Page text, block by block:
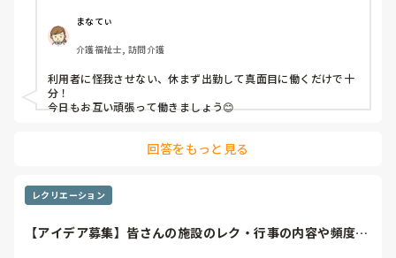
利用者からは「素直に話聞いてくれる」・「言いやすい・頼
みやすい」
って言われます。
職員から見ての私は？って考えたら答えられる自信がないで
す…
まなてぃ
介護福祉士, 訪問介護
利用者に怪我させない、休まず出勤して真面目に働くだけで十
分！
今日もお互い頑張って働きましょう😊
回答をもっと見る
レクリエーション
【アイデア募集】皆さんの施設のレク・行事の内容や頻度を